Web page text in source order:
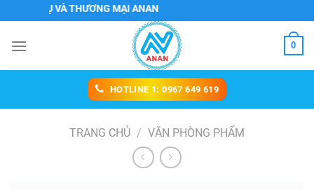
đến
nội
VỤ VÀ THƯƠNG MẠI ANAN
0
HOTLINE 1: 0967 649 619
TRANG CHỦ / VĂN PHÒNG PHẨM